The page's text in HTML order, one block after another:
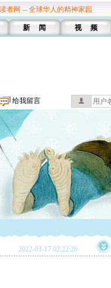
者网 -- 全球华人的精神家园
新 闻 视 频
给我留言
2022-03-17 02:22:26